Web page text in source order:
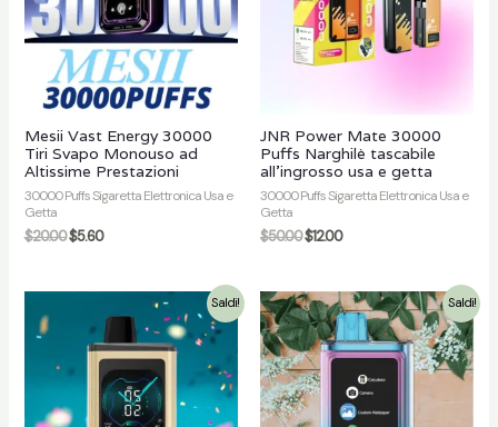
Mesii Vast Energy 30000
Tiri Svapo Monouso ad
Altissime Prestazioni
30000 Puffs Sigaretta Elettronica Usa e
Getta
$20.00$5.60
JNR Power Mate 30000
Puffs Narghilè tascabile
all'ingrosso usa e getta
30000 Puffs Sigaretta Elettronica Usa e
Getta
$50.00$12.00
Saldi! Saldi!